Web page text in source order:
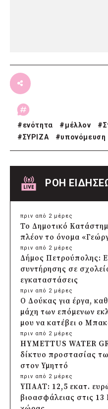
#ενότητα #μέλλον #
#ΣΥΡΙΖΑ #υπονόμευση
ΡΟΗ
πριν από 2 μέρες
Το Δημοτικό
πλέον το όνομα
πριν από 2 μέρες
Δήμος Πετρούπολης:
συντήρησης σε
εγκαταστάσεις
πριν από 2 μέρες
Ο Δούκας για έργα,
μάχη των επόμενων
μου να κατέβει ο
πριν από 2 μέρες
HYMETTUS WATER
δίκτυο προστασίας
στον Υμηττό
πριν από 2 μέρες
ΥΠΑΑΤ: 12,5 εκατ.
βιοασφάλειας στις 13